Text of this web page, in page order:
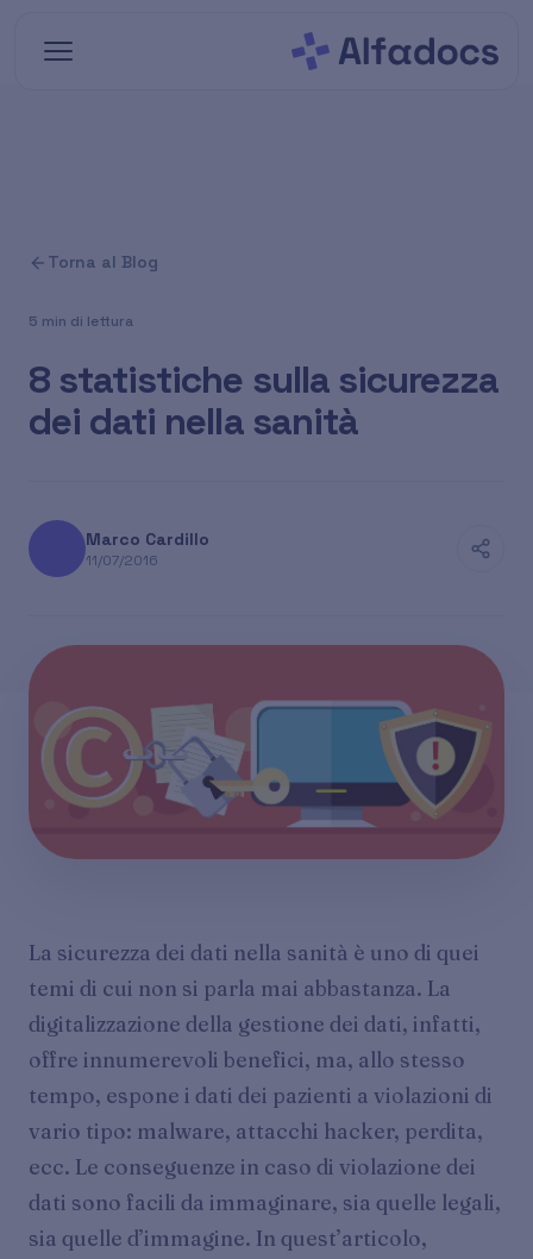
Torna al Blog
5 min di lettura
8 statistiche sulla sicurezza
dei dati nella sanità
Marco Cardillo
11/07/2016
La sicurezza dei dati nella sanità è uno di quei
temi di cui non si parla mai abbastanza. La
digitalizzazione della gestione dei dati, infatti,
offre innumerevoli benefici, ma, allo stesso
tempo, espone i dati dei pazienti a violazioni di
vario tipo: malware, attacchi hacker, perdita,
ecc. Le conseguenze in caso di violazione dei
dati sono facili da immaginare, sia quelle legali,
sia quelle d’immagine. In quest’articolo,